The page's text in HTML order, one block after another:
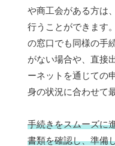
や商工会がある方は
行うことができます
の窓口でも同様の手
がない場合や、直接
ーネットを通じての
身の状況に合わせて
手続きをスムーズに
書類を確認し、準備